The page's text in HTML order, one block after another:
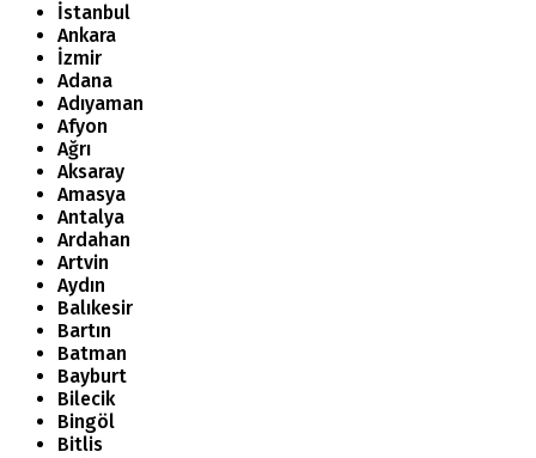
İstanbul
Ankara
İzmir
Adana
Adıyaman
Afyon
Ağrı
Aksaray
Amasya
Antalya
Ardahan
Artvin
Aydın
Balıkesir
Bartın
Batman
Bayburt
Bilecik
Bingöl
Bitlis